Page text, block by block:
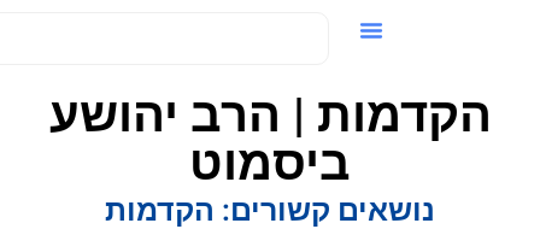
הקדמות | הרב יהושע
ביסמוט
נושאים קשורים: הקדמות